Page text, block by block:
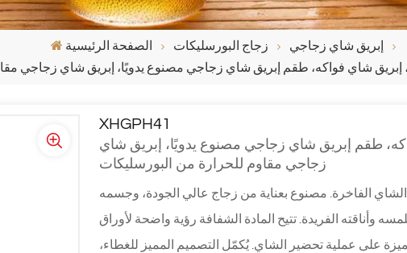
الصفحة الرئيسية زجاج البورسليكات
إبريق شاي زجاجي
شاي فواكه، طقم إبريق شاي زجاجي مصنوع يدويًا، إبريق شاي زجاجي
XHGPH41
طقم إبريق شاي زجاجي مصنوع يدويًا، إبريق شاي
زجاجي مقاوم للحرارة من البورسليكات
الشاي الفاخرة. مصنوع بعناية من زجاج عالي الجودة، وجسمه
الفريدة. تتيح المادة الشفافة رؤية واضحة لأوراق
على عملية تحضير الشاي. يُكمّل التصميم المميز للغطاء،